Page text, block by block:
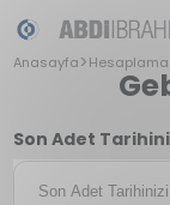
Anasayfa Hesaplama
Son Adet